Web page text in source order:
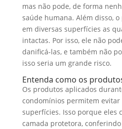
mas não pode, de forma
saúde humana. Além disso,
em diversas superfícies as
intactas. Por isso, ele não
danificá-las, e também não
isso seria um grande risco.
Entenda como os
Os produtos aplicados
condomínios permitem evitar
superfícies. Isso porque eles
camada protetora,